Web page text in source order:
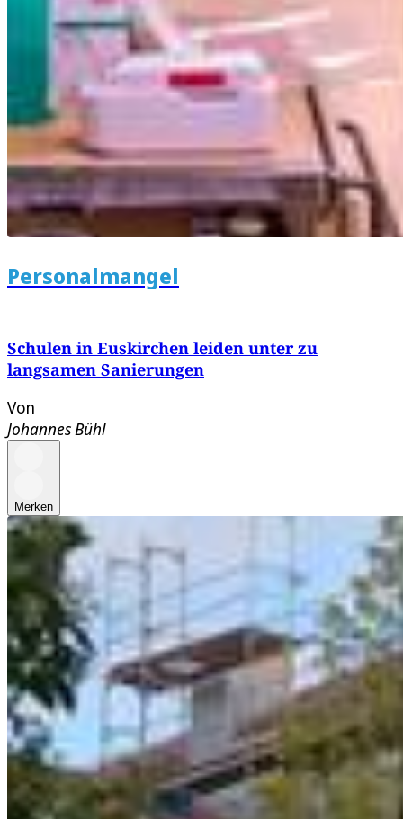
Personalmangel
Schulen in Euskirchen leiden unter zu
langsamen Sanierungen
Von
Johannes Bühl
Merken